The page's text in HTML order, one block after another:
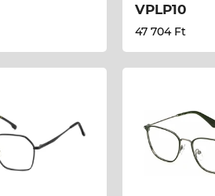
VPLP10
47 704 Ft